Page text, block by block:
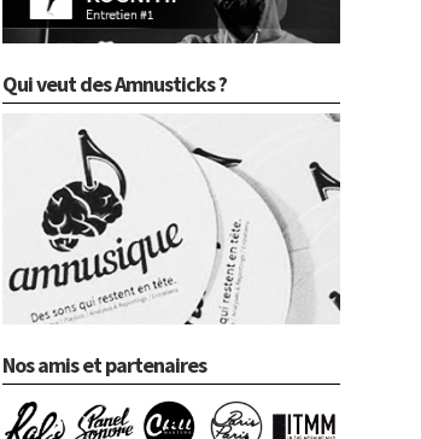
Qui veut des Amnusticks ?
Nos amis et partenaires